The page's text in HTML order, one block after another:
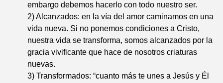
embargo debemos hacerlo con todo nuestro ser.
2) Alcanzados: en la vía del amor caminamos en una
vida nueva. Si no ponemos condiciones a Cristo,
nuestra vida se transforma, somos alcanzados por la
gracia vivificante que hace de nosotros criaturas
nuevas.
3) Transformados: “cuanto más te unes a Jesús y Él